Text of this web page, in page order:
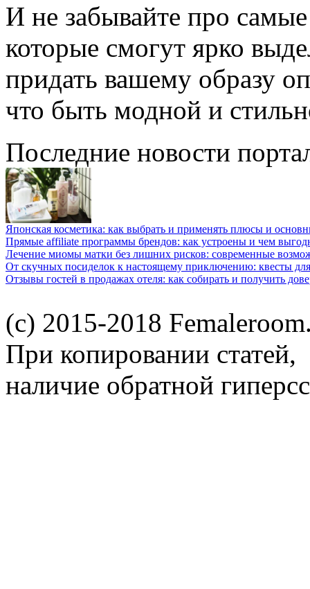
И не забывайте про
которые смогут ярко
придать вашему образу
что быть модной и
Последние новости
Японская косметика: как выбрать и применять плюсы и
Прямые affiliate программы брендов: как устроены и чем
Лечение миомы матки без лишних рисков: современные
От скучных посиделок к настоящему приключению: квесты
Отзывы гостей в продажах отеля: как собирать и получить
(c) 2015-2018
При копировании статей,
наличие обратной